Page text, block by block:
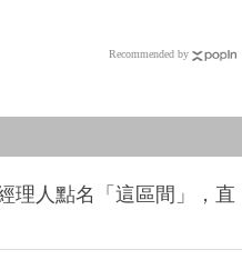
Recommended by
理人點名「這區間」，直